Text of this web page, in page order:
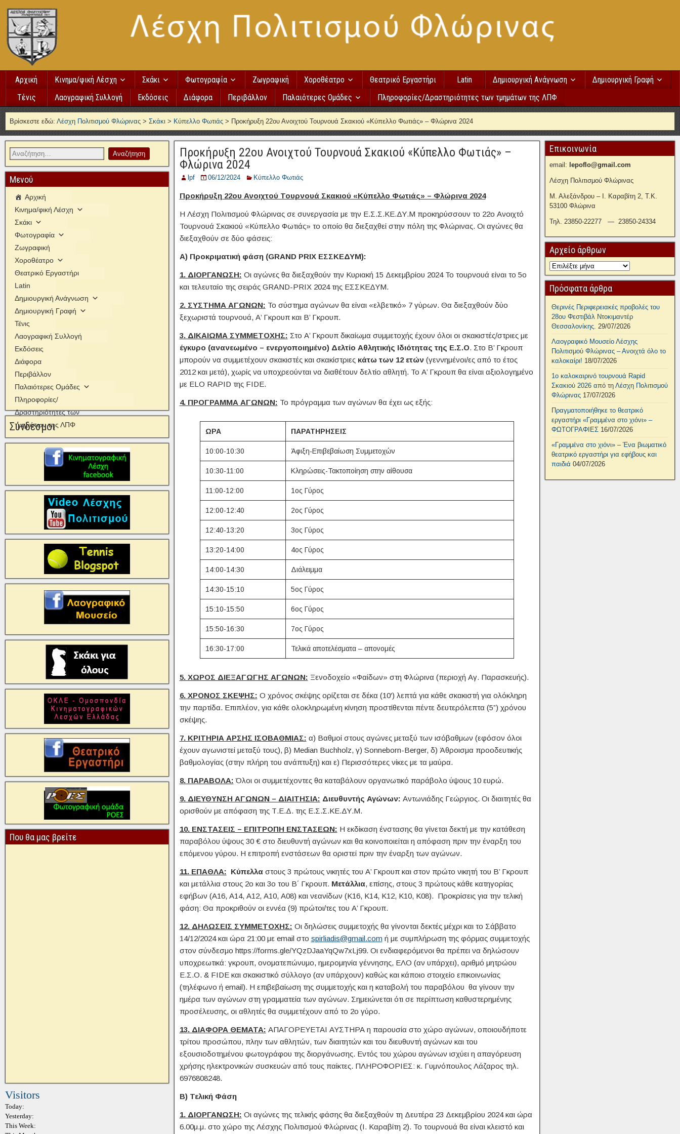
Αρχική Κινημα/φική Λέσχη Σκάκι Φωτογραφία Ζωγραφική Χοροθέατρο Θεατρικό Εργαστήρι Latin Δημιουργική Ανάγνωση
Δημιουργική Γραφή
Τένις
Λαογραφική Συλλογή Εκδόσεις Διάφορα Περιβάλλον Παλαιότερες Ομάδες Πληροφορίες/Δραστηριότητες των τμημάτων της ΛΠΦ
Βρίσκεστε εδώ: Λέσχη Πολιτισμού Φλώρινας > Σκάκι > Κύπελλο Φωτιάς > Προκήρυξη 22oυ Ανοιχτού Τουρνουά Σκακιού «Κύπελλο Φωτιάς» – Φλώρινα 2024
Προκήρυξη 22oυ Ανοιχτού Τουρνουά Σκακιού «Κύπελλο Φωτιάς» –
Φλώρινα 2024
lpf 06/12/2024 Κύπελλο Φωτιάς
Προκήρυξη 22oυ Ανοιχτού Τουρνουά Σκακιού «Κύπελλο Φωτιάς» – Φλώρινα 2024
Η Λέσχη Πολιτισμού Φλώρινας σε συνεργασία με την Ε.Σ.Σ.ΚΕ.ΔΥ.Μ προκηρύσσουν το 22o Ανοιχτό
Τουρνουά Σκακιού «Κύπελλο Φωτιάς» το οποίο θα διεξαχθεί στην πόλη της Φλώρινας. Οι αγώνες θα
διεξαχθούν σε δύο φάσεις:
Α) Προκριματική φάση (GRAND PRIX ΕΣΣΚΕΔΥΜ):
1. ΔΙΟΡΓΑΝΩΣΗ: Οι αγώνες θα διεξαχθούν την Κυριακή 15 Δεκεμβρίου 2024 Το τουρνουά είναι το 5ο
και τελευταίο της σειράς GRAND-PRIX 2024 της ΕΣΣΚΕΔΥΜ.
2. ΣΥΣΤΗΜΑ ΑΓΩΝΩΝ: Το σύστημα αγώνων θα είναι «ελβετικό» 7 γύρων. Θα διεξαχθούν δύο
ξεχωριστά τουρνουά, Α’ Γκρουπ και Β’ Γκρουπ.
3. ΔΙΚΑΙΩΜΑ ΣΥΜΜΕΤΟΧΗΣ: Στο Α’ Γκρουπ δικαίωμα συμμετοχής έχουν όλοι οι σκακιστές/στριες με
έγκυρο (ανανεωμένο – ενεργοποιημένο) Δελτίο Αθλητικής Ιδιότητας της Ε.Σ.Ο. Στο Β’ Γκρουπ
μπορούν να συμμετέχουν σκακιστές και σκακίστριες κάτω των 12 ετών(γεννημένοι/ες από το έτος
2012 και μετά), χωρίς να υποχρεούνται να διαθέτουν δελτίο αθλητή. Το Α’ Γκρουπ θα είναι αξιολογημένο
με ELO RAPID της FIDE.
4. ΠΡΟΓΡΑΜΜΑ ΑΓΩΝΩΝ: Το πρόγραμμα των αγώνων θα έχει ως εξής:
ΩΡΑ ΠΑΡΑΤΗΡΗΣΕΙΣ
10:00-10:30 Άφιξη-Επιβεβαίωση Συμμετοχών
10:30-11:00 Κληρώσεις-Τακτοποίηση στην αίθουσα
11:00-12:00 1ος Γύρος
12:00-12:40 2ος Γύρος
12:40-13:20 3ος Γύρος
13:20-14:00 4ος Γύρος
14:00-14:30 Διάλειμμα
14:30-15:10 5ος Γύρος
15:10-15:50 6ος Γύρος
15:50-16:30 7ος Γύρος
16:30-17:00 Τελικά αποτελέσματα – απονομές
5. ΧΩΡΟΣ ΔΙΕΞΑΓΩΓΗΣ ΑΓΩΝΩΝ: Ξενοδοχείο «Φαίδων» στη Φλώρινα (περιοχή Αγ. Παρασκευής).
6. ΧΡΟΝΟΣ ΣΚΕΨΗΣ: Ο χρόνος σκέψης ορίζεται σε δέκα (10′) λεπτά για κάθε σκακιστή για ολόκληρη
την παρτίδα. Επιπλέον, για κάθε ολοκληρωμένη κίνηση προστίθενται πέντε δευτερόλεπτα (5”) χρόνου
σκέψης.
7. ΚΡΙΤΗΡΙΑ ΑΡΣΗΣ ΙΣΟΒΑΘΜΙΑΣ: α) Βαθμοί στους αγώνες μεταξύ των ισόβαθμων (εφόσον όλοι
έχουν αγωνιστεί μεταξύ τους), β) Median Buchholz, γ) Sonneborn-Berger, δ) Άθροισμα προοδευτικής
βαθμολογίας (στην πλήρη του ανάπτυξη) και ε) Περισσότερες νίκες με τα μαύρα.
8. ΠΑΡΑΒΟΛΑ: Όλοι οι συμμετέχοντες θα καταβάλουν οργανωτικό παράβολο ύψους 10 ευρώ.
9. ΔΙΕΥΘΥΝΣΗ ΑΓΩΝΩΝ – ΔΙΑΙΤΗΣΙΑ: Διευθυντής Αγώνων: Αντωνιάδης Γεώργιος. Οι διαιτητές θα
ορισθούν με απόφαση της Τ.Ε.Δ. της Ε.Σ.Σ.ΚΕ.ΔΥ.Μ.
10. ΕΝΣΤΑΣΕΙΣ – ΕΠΙΤΡΟΠΗ ΕΝΣΤΑΣΕΩΝ: Η εκδίκαση ένστασης θα γίνεται δεκτή με την κατάθεση
παραβόλου ύψους 30 € στο διευθυντή αγώνων και θα κοινοποιείται η απόφαση πριν την έναρξη του
επόμενου γύρου. Η επιτροπή ενστάσεων θα οριστεί πριν την έναρξη των αγώνων.
11. ΕΠΑΘΛΑ: Κύπελλαστους 3 πρώτους νικητές του Α’ Γκρουπ και στον πρώτο νικητή του Β’ Γκρουπ
και μετάλλια στους 2ο και 3ο του Β΄ Γκρουπ. Μετάλλια, επίσης, στους 3 πρώτους κάθε κατηγορίας
εφήβων (Α16, Α14, Α12, Α10, Α08) και νεανίδων (Κ16, Κ14, Κ12, Κ10, Κ08). Προκρίσεις για την τελική
φάση: Θα προκριθούν οι εννέα (9) πρώτοι/τες του Α’ Γκρουπ.
12. ΔΗΛΩΣΕΙΣ ΣΥΜΜΕΤΟΧΗΣ: Οι δηλώσεις συμμετοχής θα γίνονται δεκτές μέχρι και το Σάββατο
14/12/2024 και ώρα 21:00 με email στο spirliadis@gmail.com ή με συμπλήρωση της φόρμας συμμετοχής
στον σύνδεσμο https://forms.gle/YQzDJaaYqQw7xLj99. Οι ενδιαφερόμενοι θα πρέπει να δηλώσουν
υποχρεωτικά: γκρουπ, ονοματεπώνυμο, ημερομηνία γέννησης, ΕΛΟ (αν υπάρχει), αριθμό μητρώου
Ε.Σ.Ο. & FIDE και σκακιστικό σύλλογο (αν υπάρχουν) καθώς και κάποιο στοιχείο επικοινωνίας
(τηλέφωνο ή email). Η επιβεβαίωση της συμμετοχής και η καταβολή του παραβόλου θα γίνουν την
ημέρα των αγώνων στη γραμματεία των αγώνων. Σημειώνεται ότι σε περίπτωση καθυστερημένης
προσέλευσης, οι αθλητές θα συμμετέχουν από το 2ο γύρο.
13. ΔΙΑΦΟΡΑ ΘΕΜΑΤΑ: ΑΠΑΓΟΡΕΥΕΤΑΙ ΑΥΣΤΗΡΑ η παρουσία στο χώρο αγώνων, οποιουδήποτε
τρίτου προσώπου, πλην των αθλητών, των διαιτητών και του διευθυντή αγώνων και του
εξουσιοδοτημένου φωτογράφου της διοργάνωσης. Εντός του χώρου αγώνων ισχύει η απαγόρευση
χρήσης ηλεκτρονικών συσκευών από τους παίκτες. ΠΛΗΡΟΦΟΡΙΕΣ: κ. Γυμνόπουλος Λάζαρος τηλ.
6976808248.
Β) Τελική Φάση
1. ΔΙΟΡΓΑΝΩΣΗ: Οι αγώνες της τελικής φάσης θα διεξαχθούν τη Δευτέρα 23 Δεκεμβρίου 2024 και ώρα
6.00μ.μ. στο χώρο της Λέσχης Πολιτισμού Φλώρινας (Ι. Καραβίτη 2). Το τουρνουά θα είναι κλειστό και
Μενού
Αρχική
Κινημα/φική Λέσχη
Σκάκι
Φωτογραφία
Ζωγραφική
Χοροθέατρο
Θεατρικό Εργαστήρι
Latin
Δημιουργική Ανάγνωση
Δημιουργική Γραφή
Τένις
Λαογραφική Συλλογή
Εκδόσεις
Διάφορα
Περιβάλλον
Παλαιότερες Ομάδες
Πληροφορίες/
Δραστηριότητες των
τμημάτων της ΛΠΦ
Σύνδεσμοι
Που θα μας βρείτε
Visitors
Today:
Yesterday:
This Week:
Επικοινωνία
email: lepoflo@gmail.com
Λέσχη Πολιτισμού Φλώρινας
Μ. Αλεξάνδρου – Ι. Καραβίτη 2, Τ.Κ.
53100 Φλώρινα
Τηλ. 23850-22277 — 23850-24334
Αρχείο άρθρων
Πρόσφατα άρθρα
Θερινές Περιφερειακές προβολές του
28ου Φεστιβάλ Ντοκιμαντέρ
Θεσσαλονίκης. 29/07/2026
Λαογραφικό Μουσείο Λέσχης
Πολιτισμού Φλώρινας – Ανοιχτά όλο το
καλοκαίρι! 18/07/2026
1ο καλοκαιρινό τουρνουά Rapid
Σκακιού 2026 από τη Λέσχη Πολιτισμού
Φλώρινας 17/07/2026
Πραγματοποιήθηκε το θεατρικό
εργαστήρι «Γραμμένα στο χιόνι» –
ΦΩΤΟΓΡΑΦΙΕΣ 16/07/2026
«Γραμμένα στο χιόνι» – Ένα βιωματικό
θεατρικό εργαστήρι για εφήβους και
παιδιά 04/07/2026